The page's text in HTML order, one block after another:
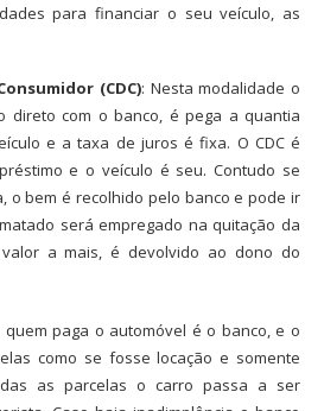
para financiar o seu veículo, as
(CDC): Nesta modalidade o
direto com o banco, é pega a quantia
e a taxa de juros é fixa. O CDC é
e o veículo é seu. Contudo se
o bem é recolhido pelo banco e pode ir
será empregado na quitação da
a mais, é devolvido ao dono do
quem paga o automóvel é o banco, e o
como se fosse locação e somente
as parcelas o carro passa a ser